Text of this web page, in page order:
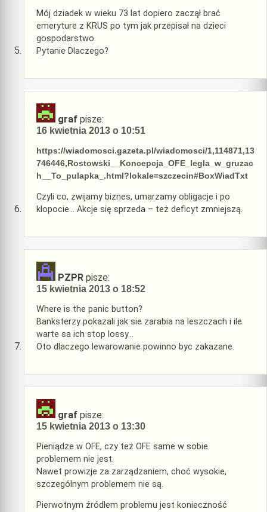
Mój dziadek w wieku 73 lat dopiero zaczął brać
emeryture z KRUS po tym jak przepisał na dzieci
gospodarstwo.
Pytanie Dlaczego?
graf pisze:
16 kwietnia 2013 o 10:51
https://wiadomosci.gazeta.pl/wiadomosci/1,114871,13
746446,Rostowski__Koncepcja_OFE_legla_w_gruzac
h__To_pulapka_.html?lokale=szczecin#BoxWiadTxt
Czyli co, zwijamy biznes, umarzamy obligacje i po
kłopocie… Akcje się sprzeda – też deficyt zmniejszą.
PZPR pisze:
15 kwietnia 2013 o 18:52
Where is the panic button?
Banksterzy pokazali jak sie zarabia na leszczach i ile
warte sa ich stop lossy…
Oto dlaczego lewarowanie powinno byc zakazane.
graf pisze:
15 kwietnia 2013 o 13:30
Pieniądze w OFE, czy też OFE same w sobie
problemem nie jest.
Nawet prowizje za zarządzaniem, choć wysokie,
szczególnym problemem nie są.
Pierwotnym źródłem problemu jest konieczność